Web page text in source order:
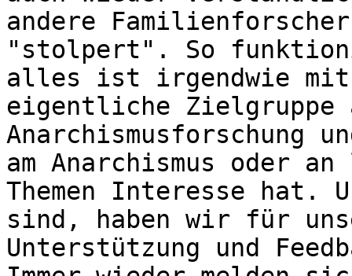
andere
"stolpert". So
alles ist irgendwie mit
eigentliche
Anarchismusforschung
am Anarchismus oder
Themen Interesse
sind, haben wir für
Unterstützung und